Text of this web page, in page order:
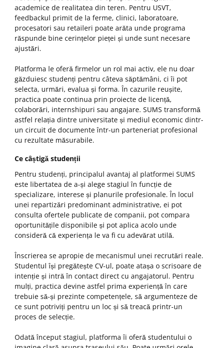
academice de realitatea din teren. Pentru USVT,
feedbackul primit de la ferme, clinici, laboratoare,
procesatori sau retaileri poate arăta unde programa
răspunde bine cerințelor pieței și unde sunt necesare
ajustări.
Platforma le oferă firmelor un rol mai activ, ele nu doar
găzduiesc studenți pentru câteva săptămâni, ci îi pot
selecta, urmări, evalua și forma. În cazurile reușite,
practica poate continua prin proiecte de licență,
colaborări, internshipuri sau angajare. SUMS transformă
astfel relația dintre universitate și mediul economic dintr-
un circuit de documente într-un parteneriat profesional
cu rezultate măsurabile.
Ce câștigă studenții
Pentru studenți, principalul avantaj al platformei SUMS
este libertatea de a-și alege stagiul în funcție de
specializare, interese și planurile profesionale. În locul
unei repartizări predominant administrative, ei pot
consulta ofertele publicate de companii, pot compara
oportunitățile disponibile și pot aplica acolo unde
consideră că experiența le va fi cu adevărat utilă.
Înscrierea se apropie de mecanismul unei recrutări reale.
Studentul își pregătește CV-ul, poate atașa o scrisoare de
intenție și intră în contact direct cu angajatorul. Pentru
mulți, practica devine astfel prima experiență în care
trebuie să-și prezinte competențele, să argumenteze de
ce sunt potriviți pentru un loc și să treacă printr-un
proces de selecție.
Odată început stagiul, platforma îi oferă studentului o